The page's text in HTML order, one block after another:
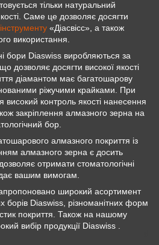
тільки натуральний
Саме це дозволяє досягти
інструменту «Діасвісс», а також
використання.
бори Diaswiss виробляються за
дозволяє досягти високої якості
діамантом має багатошарову
ріжучими крайками. При
високий контроль якості нанесення
закріплення алмазного зерна на
бор.
алмазного покриття із
алмазного зерна є досить
отримати стоматологічні
вашим вимогам.
широкий асортимент
борів Diaswiss, різноманітних форм
покриття. Також на нашому
вибір продукції Diaswiss .